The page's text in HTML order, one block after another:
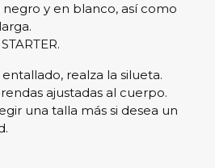
y en blanco, así como
realza la silueta.
ajustadas al cuerpo.
una talla más si desea un